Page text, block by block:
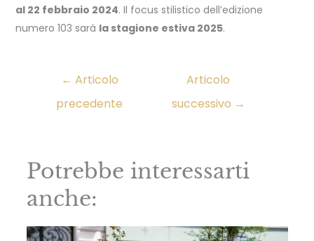
al 22 febbraio 2024. Il focus stilistico dell’edizione
numero 103 sarà la stagione estiva 2025.
← Articolo
precedente
Articolo
successivo →
Potrebbe interessarti
anche: